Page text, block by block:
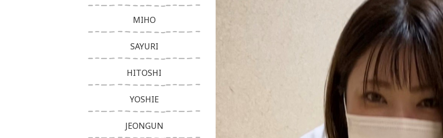
MIHO
SAYURI
HITOSHI
YOSHIE
JEONGUN